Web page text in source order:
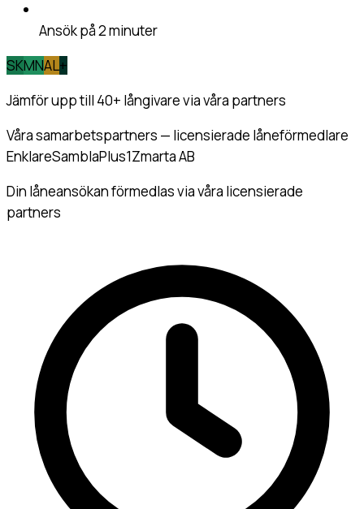
Ansök på 2 minuter
SKMNAL+
Jämför upp till 40+ långivare via våra partners
Våra samarbetspartners — licensierade låneförmedlare
EnklareSamblaPlus1Zmarta AB
Din låneansökan förmedlas via våra licensierade
partners